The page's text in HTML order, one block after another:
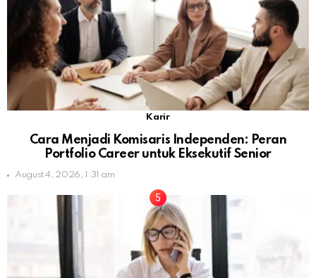
Karir
Cara Menjadi Komisaris Independen: Peran
Portfolio Career untuk Eksekutif Senior
August 4, 2026, 1:31 am